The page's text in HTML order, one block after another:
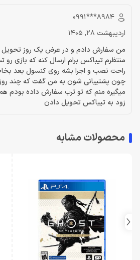
‎0991***8984‎
اردیبهشت 28, 1405
من سفارش دادم و در عرض یک روز تحویل
منتظرم تیباکس برام ارسال کنه که بازی
چون پشتیبانی شون به من گفت که چند
میگیره منم که تو ترب سفارش داده بودم
زود به تیباکس تحویل دادن
محصولات مشابه